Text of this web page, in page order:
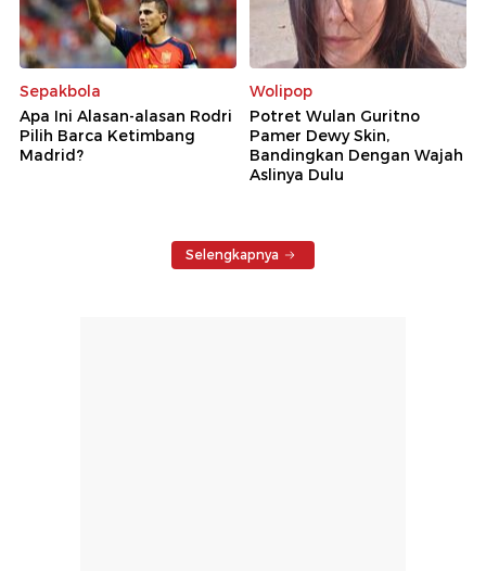
Sepakbola
Apa Ini Alasan-alasan Rodri
Pilih Barca Ketimbang
Madrid?
Wolipop
Potret Wulan Guritno
Pamer Dewy Skin,
Bandingkan Dengan Wajah
Aslinya Dulu
Selengkapnya